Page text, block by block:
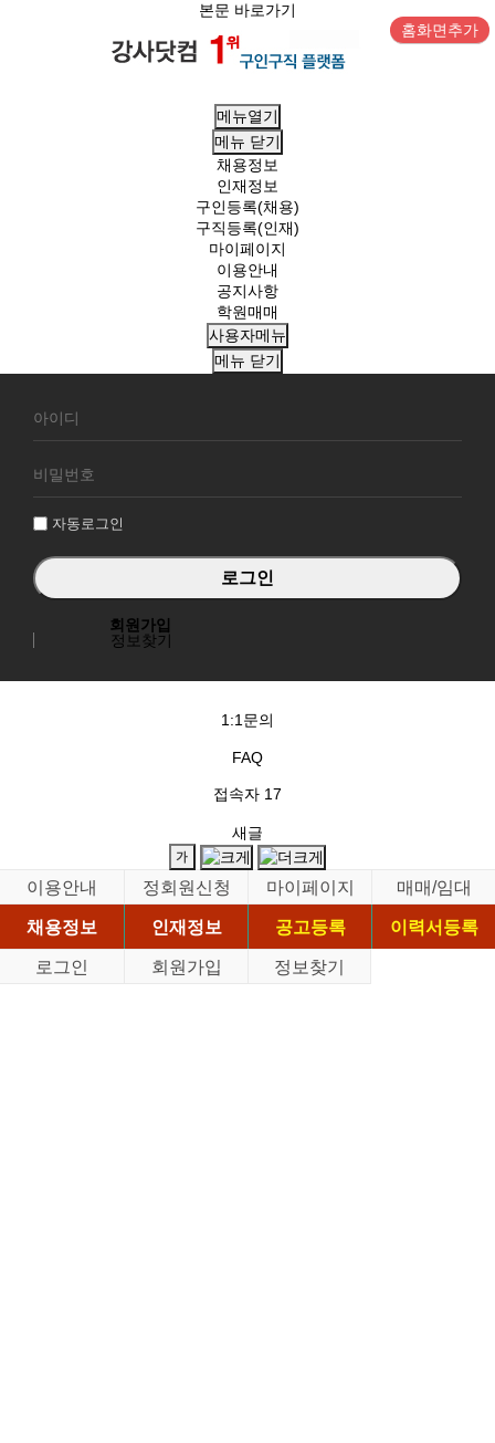
본문 바로가기
홈화면추가
메뉴열기
메뉴 닫기
채용정보
인재정보
구인등록(채용)
구직등록(인재)
마이페이지
이용안내
공지사항
학원매매
사용자메뉴
메뉴 닫기
원
그
자동로그인
회원가입
정보찾기
1:1문의
FAQ
접속자 17
새글
이용안내 정회원신청 마이페이지
매매/임대
채용정보
인재정보 공고등록
이력서등록
로그인
회원가입 정보찾기